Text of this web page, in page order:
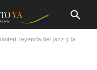
leyenda del jazz y la